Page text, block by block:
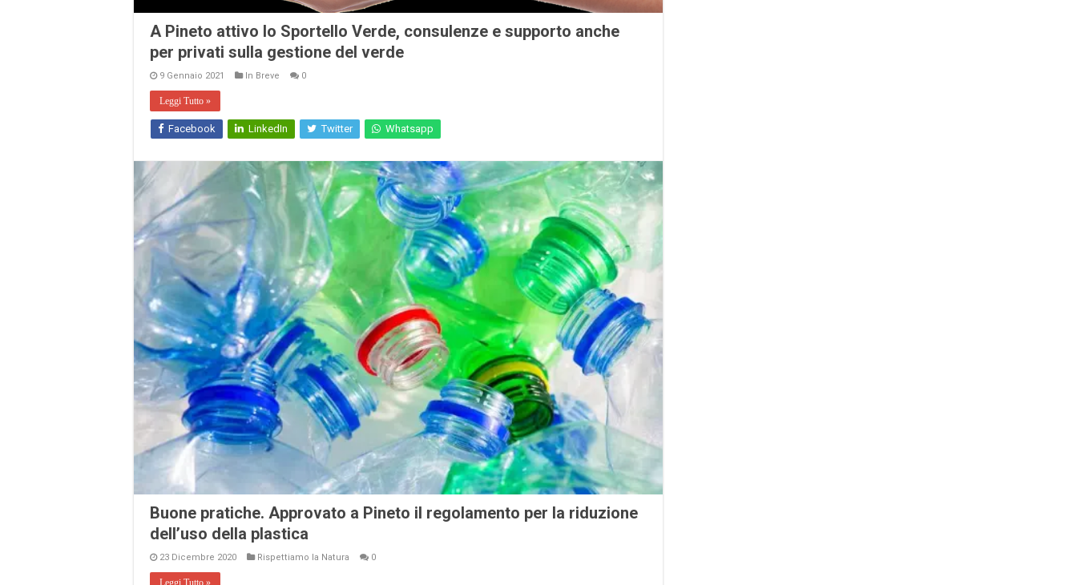
A Pineto attivo lo Sportello Verde, consulenze e supporto anche
per privati sulla gestione del verde
9 Gennaio 2021 In Breve 0
Leggi Tutto »
Facebook LinkedIn Twitter Whatsapp
Buone pratiche. Approvato a Pineto il regolamento per la riduzione
dell’uso della plastica
23 Dicembre 2020 Rispettiamo la Natura 0
Leggi Tutto »